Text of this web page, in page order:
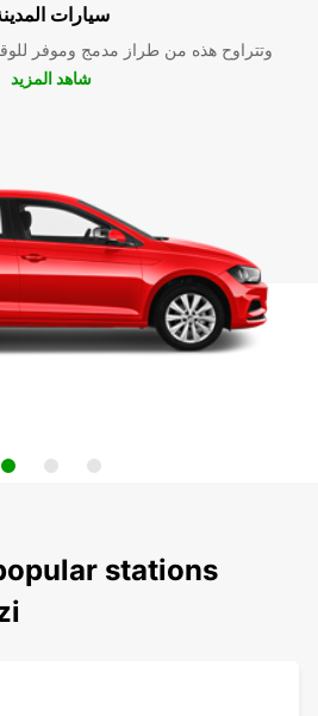
سيارات
وتتراوح هذه من طراز مدمج وموفر
شاهد المزيد
stations